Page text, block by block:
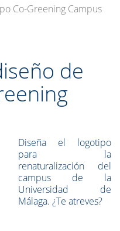
Co-Greening Campus
de
Diseña el logotipo
para la
renaturalización del
campus de la
Universidad de
Málaga. ¿Te atreves?